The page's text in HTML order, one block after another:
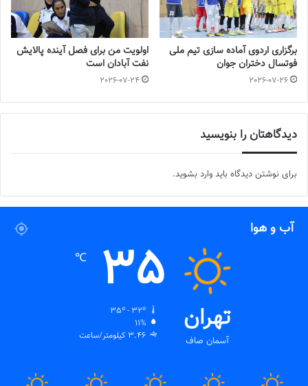
سرنوشت عجیب ستاره ایرانی در تورکال
2023-05-12
برگزاری اردوی انتخابی تیم ملی فوتسال بانوان
برگزاری اردوی آماده سازی تیم ملی
فوتسال دختران جوان
2026-07-26
اولویت من برای فصل آینده پالایش
نفت آبادان است
2026-07-24
دیدگاهتان را بنویسید
برای نوشتن دیدگاه باید وارد بشوید.
آب و هوا
تهران
آسمان صاف
35
℃
11%
3.46 کیلومتر/ساعت